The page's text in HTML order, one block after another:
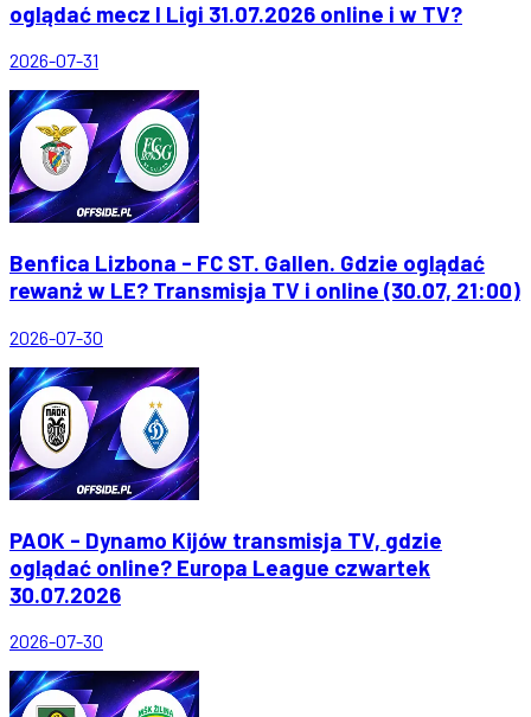
oglądać mecz I Ligi 31.07.2026 online i w TV?
2026-07-31
Benfica Lizbona - FC ST. Gallen. Gdzie oglądać
rewanż w LE? Transmisja TV i online (30.07, 21:00)
2026-07-30
PAOK - Dynamo Kijów transmisja TV, gdzie
oglądać online? Europa League czwartek
30.07.2026
2026-07-30